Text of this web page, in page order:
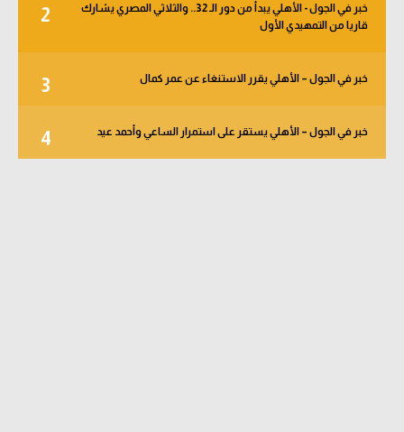
2
خبر في الجول - الأهلي يبدأ من دور الـ 32.. والثلاثي المصري يشارك
قاريا من التمهيدي الأول
3 خبر في الجول – الأهلي يقرر الاستنغاء عن عمر كمال
4 خبر في الجول – الأهلي يستقر على استمرار الساعي وأحمد عيد